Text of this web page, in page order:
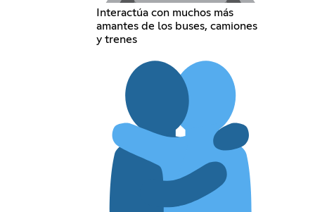
Interactúa con muchos más
amantes de los buses, camiones
y trenes